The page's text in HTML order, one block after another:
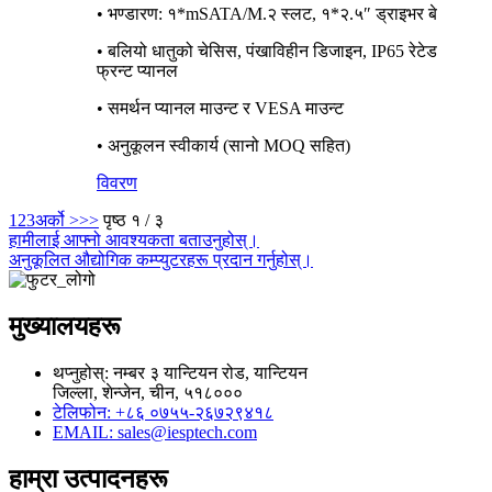
• भण्डारण: १*mSATA/M.२ स्लट, १*२.५″ ड्राइभर बे
• बलियो धातुको चेसिस, पंखाविहीन डिजाइन, IP65 रेटेड
फ्रन्ट प्यानल
• समर्थन प्यानल माउन्ट र VESA माउन्ट
• अनुकूलन स्वीकार्य (सानो MOQ सहित)
विवरण
1 23अर्को >>> पृष्ठ १ / ३
हामीलाई आफ्नो आवश्यकता बताउनुहोस्।
अनुकूलित औद्योगिक कम्प्युटरहरू प्रदान गर्नुहोस्।
मुख्यालयहरू
थप्नुहोस्: नम्बर ३ यान्टियन रोड, यान्टियन
जिल्ला, शेन्जेन, चीन, ५१८०००
टेलिफोन: +८६ ०७५५-२६७२९४१८
EMAIL: sales@iesptech.com
हाम्रा उत्पादनहरू